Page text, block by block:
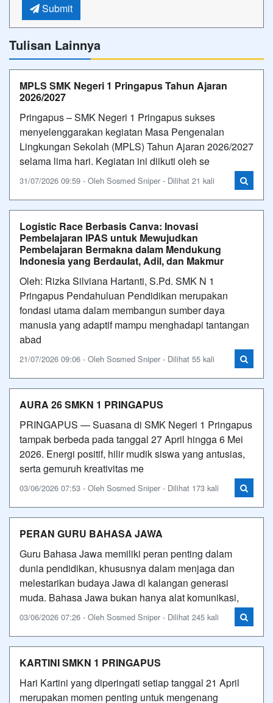
Submit
Tulisan Lainnya
MPLS SMK Negeri 1 Pringapus Tahun Ajaran
2026/2027
Pringapus – SMK Negeri 1 Pringapus sukses
menyelenggarakan kegiatan Masa Pengenalan
Lingkungan Sekolah (MPLS) Tahun Ajaran 2026/2027
selama lima hari. Kegiatan ini diikuti oleh se
31/07/2026 09:59 - Oleh Sosmed Sniper - Dilihat 21 kali
Logistic Race Berbasis Canva: Inovasi
Pembelajaran IPAS untuk Mewujudkan
Pembelajaran Bermakna dalam Mendukung
Indonesia yang Berdaulat, Adil, dan Makmur
Oleh: Rizka Silviana Hartanti, S.Pd. SMK N 1
Pringapus Pendahuluan Pendidikan merupakan
fondasi utama dalam membangun sumber daya
manusia yang adaptif mampu menghadapi tantangan
abad
21/07/2026 09:06 - Oleh Sosmed Sniper - Dilihat 55 kali
AURA 26 SMKN 1 PRINGAPUS
PRINGAPUS — Suasana di SMK Negeri 1 Pringapus
tampak berbeda pada tanggal 27 April hingga 6 Mei
2026. Energi positif, hilir mudik siswa yang antusias,
serta gemuruh kreativitas me
03/06/2026 07:53 - Oleh Sosmed Sniper - Dilihat 173 kali
PERAN GURU BAHASA JAWA
Guru Bahasa Jawa memiliki peran penting dalam
dunia pendidikan, khususnya dalam menjaga dan
melestarikan budaya Jawa di kalangan generasi
muda. Bahasa Jawa bukan hanya alat komunikasi,
03/06/2026 07:26 - Oleh Sosmed Sniper - Dilihat 245 kali
KARTINI SMKN 1 PRINGAPUS
Hari Kartini yang diperingati setiap tanggal 21 April
merupakan momen penting untuk mengenang